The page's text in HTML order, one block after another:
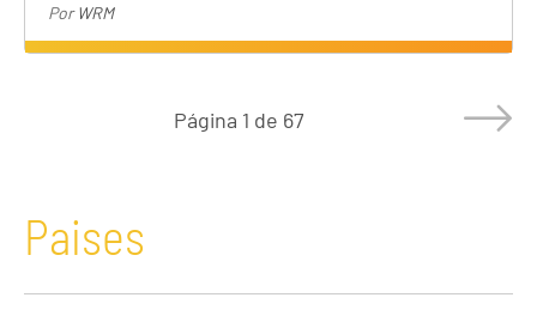
PorWRM
Página 1 de 67
Paises